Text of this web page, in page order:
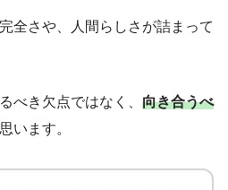
全さや、人間らしさが詰まって
べき欠点ではなく、 向き合うべ
います。